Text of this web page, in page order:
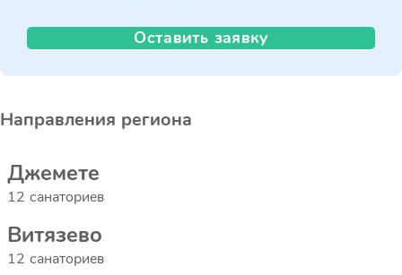
Оставить заявку
Направления региона
Джемете
12 санаториев
Витязево
12 санаториев